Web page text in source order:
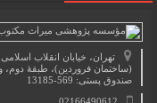
صندوق پستی: 569-13185